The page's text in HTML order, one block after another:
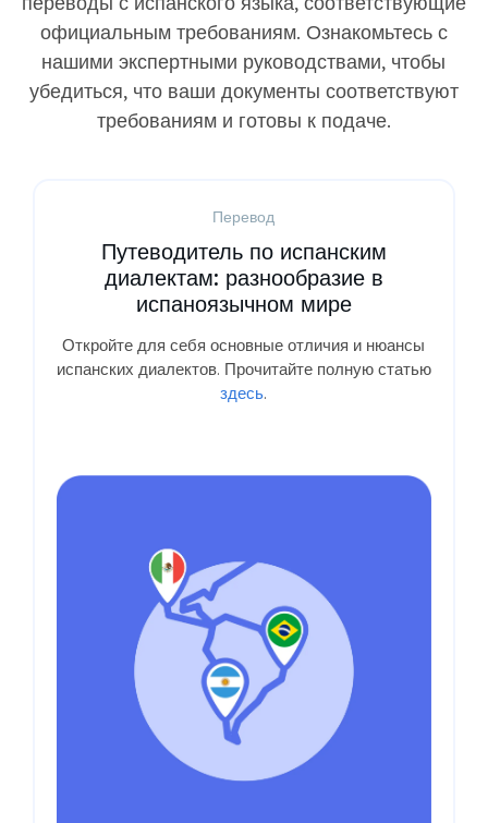
официальным требованиям. Ознакомьтесь с
нашими экспертными руководствами, чтобы
убедиться, что ваши документы соответствуют
требованиям и готовы к подаче.
Перевод
Путеводитель по испанским
диалектам: разнообразие в
испаноязычном мире
Откройте для себя основные отличия и нюансы
испанских диалектов. Прочитайте полную статью
здесь.